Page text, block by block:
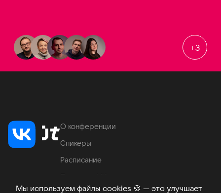
Мы используем файлы cookies 🍪 — это улучшает
+3
О конференции
Спикеры
Расписание
Продукты VK